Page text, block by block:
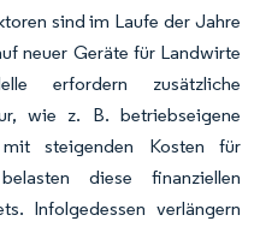
sind im Laufe der Jahre
neuer Geräte für Landwirte
erfordern zusätzliche
wie z. B. betriebseigene
steigenden Kosten für
diese finanziellen
Infolgedessen verlängern